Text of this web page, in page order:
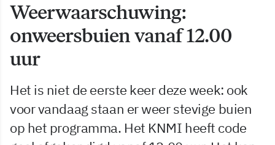
Weerwaarschuwing:
onweersbuien vanaf 12.00
uur
Het is niet de eerste keer deze week: ook
voor vandaag staan er weer stevige buien
op het programma. Het KNMI heeft code